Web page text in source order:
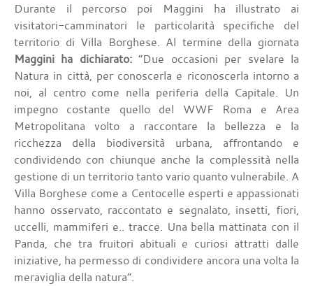
Durante il percorso poi Maggini ha illustrato ai
visitatori-camminatori le particolarità specifiche del
territorio di Villa Borghese. Al termine della giornata
Maggini ha dichiarato:“Due occasioni per svelare la
Natura in città, per conoscerla e riconoscerla intorno a
noi, al centro come nella periferia della Capitale. Un
impegno costante quello del WWF Roma e Area
Metropolitana volto a raccontare la bellezza e la
ricchezza della biodiversità urbana, affrontando e
condividendo con chiunque anche la complessità nella
gestione di un territorio tanto vario quanto vulnerabile. A
Villa Borghese come a Centocelle esperti e appassionati
hanno osservato, raccontato e segnalato, insetti, fiori,
uccelli, mammiferi e.. tracce. Una bella mattinata con il
Panda, che tra fruitori abituali e curiosi attratti dalle
iniziative, ha permesso di condividere ancora una volta la
meraviglia della natura”.